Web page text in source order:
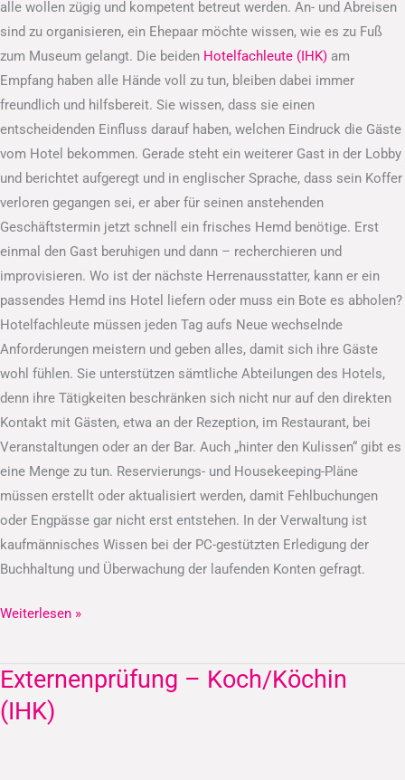
alle wollen zügig und kompetent betreut werden. An- und Abreisen
sind zu organisieren, ein Ehepaar möchte wissen, wie es zu Fuß
zum Museum gelangt. Die beiden Hotelfachleute (IHK) am
Empfang haben alle Hände voll zu tun, bleiben dabei immer
freundlich und hilfsbereit. Sie wissen, dass sie einen
entscheidenden Einfluss darauf haben, welchen Eindruck die Gäste
vom Hotel bekommen. Gerade steht ein weiterer Gast in der Lobby
und berichtet aufgeregt und in englischer Sprache, dass sein Koffer
verloren gegangen sei, er aber für seinen anstehenden
Geschäftstermin jetzt schnell ein frisches Hemd benötige. Erst
einmal den Gast beruhigen und dann – recherchieren und
improvisieren. Wo ist der nächste Herrenausstatter, kann er ein
passendes Hemd ins Hotel liefern oder muss ein Bote es abholen?
Hotelfachleute müssen jeden Tag aufs Neue wechselnde
Anforderungen meistern und geben alles, damit sich ihre Gäste
wohl fühlen. Sie unterstützen sämtliche Abteilungen des Hotels,
denn ihre Tätigkeiten beschränken sich nicht nur auf den direkten
Kontakt mit Gästen, etwa an der Rezeption, im Restaurant, bei
Veranstaltungen oder an der Bar. Auch „hinter den Kulissen“ gibt es
eine Menge zu tun. Reservierungs- und Housekeeping-Pläne
müssen erstellt oder aktualisiert werden, damit Fehlbuchungen
oder Engpässe gar nicht erst entstehen. In der Verwaltung ist
kaufmännisches Wissen bei der PC-gestützten Erledigung der
Buchhaltung und Überwachung der laufenden Konten gefragt.
Weiterlesen »
Externenprüfung – Koch/Köchin
(IHK)
Externenprüfung
–
Koch/Köchin